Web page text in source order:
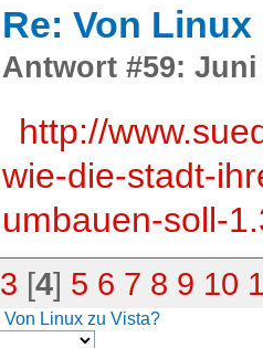
Re: Von
Antwort #59: Juni
http://
wie-die-stadt-
umbauen-soll-
3 [4] 5 6 7 8 9 10
Von Linux zu Vista?